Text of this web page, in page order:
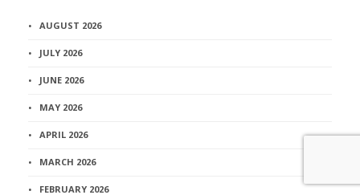
AUGUST 2026
JULY 2026
JUNE 2026
MAY 2026
APRIL 2026
MARCH 2026
FEBRUARY 2026